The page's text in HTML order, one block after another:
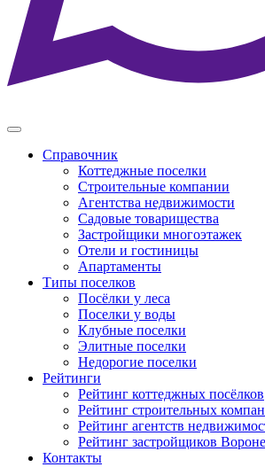
Справочник
Коттеджные поселки
Строительные компании
Агентства недвижимости
Садовые товарищества
Застройщики многоэтажек
Отели и гостиницы
Апартаменты
Типы поселков
Посёлки у леса
Поселки у воды
Клубные поселки
Элитные поселки
Недорогие поселки
Рейтинги
Рейтинг коттеджных посёлков
Рейтинг строительных
Рейтинг агентств
Рейтинг застройщиков
Контакты